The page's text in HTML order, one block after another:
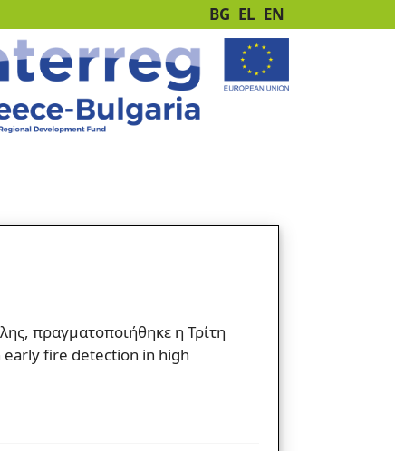
BG EL EN
πραγματοποιήθηκε η Τρίτη
early fire detection in high